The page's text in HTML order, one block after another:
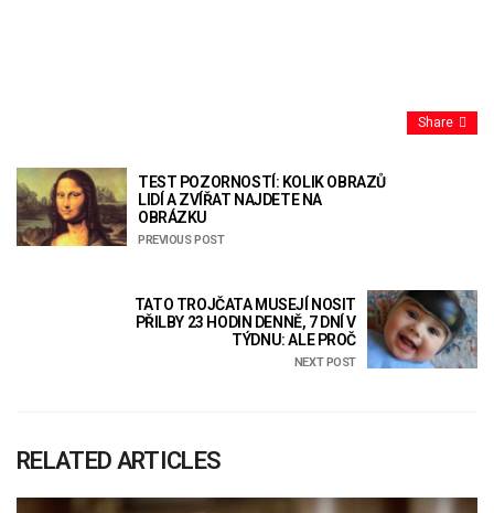
Share
TEST POZORNOSTÍ: KOLIK OBRAZŮ
LIDÍ A ZVÍŘAT NAJDETE NA
OBRÁZKU
PREVIOUS POST
TATO TROJČATA MUSEJÍ NOSIT
PŘILBY 23 HODIN DENNĚ, 7 DNÍ V
TÝDNU: ALE PROČ
NEXT POST
RELATED ARTICLES